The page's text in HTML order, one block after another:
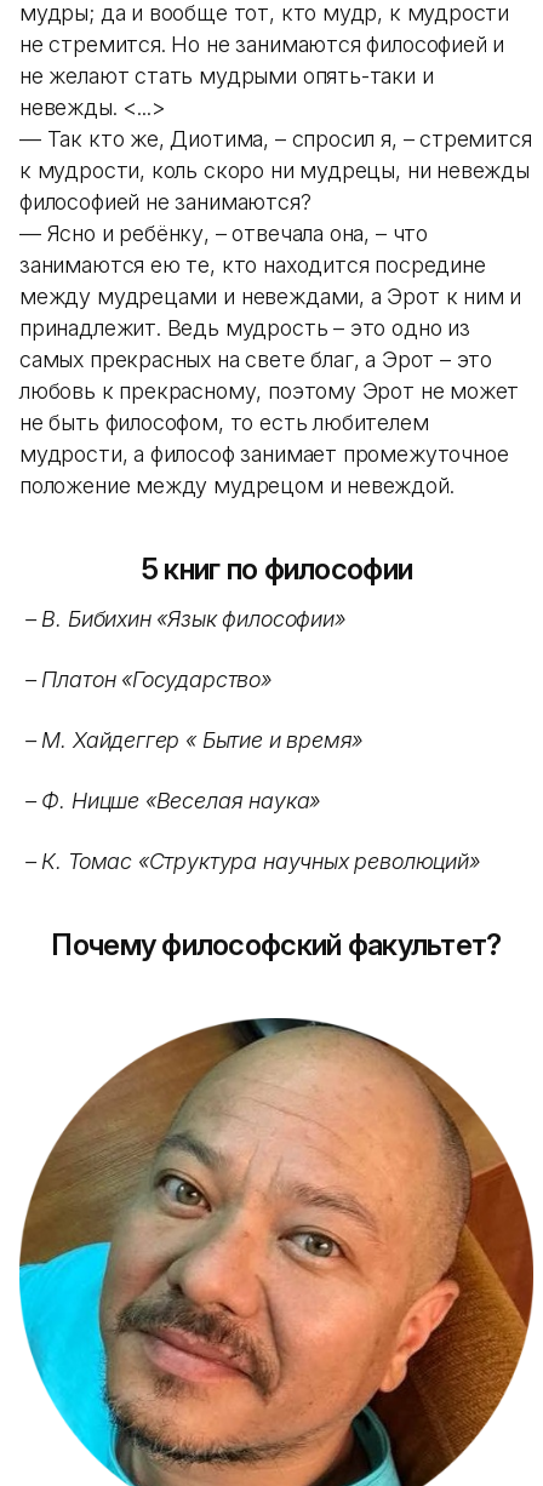
мудры; да и вообще тот, кто мудр, к мудрости
не стремится. Но не занимаются философией и
не желают стать мудрыми опять-таки и
невежды. <...>
— Так кто же, Диотима, – спросил я, – стремится
к мудрости, коль скоро ни мудрецы, ни невежды
философией не занимаются?
— Ясно и ребёнку, – отвечала она, – что
занимаются ею те, кто находится посредине
между мудрецами и невеждами, а Эрот к ним и
принадлежит. Ведь мудрость – это одно из
самых прекрасных на свете благ, а Эрот – это
любовь к прекрасному, поэтому Эрот не может
не быть философом, то есть любителем
мудрости, а философ занимает промежуточное
положение между мудрецом и невеждой.
5 книг по философии
– В. Бибихин «Язык философии»
– Платон «Государство»
– М. Хайдеггер « Бытие и время»
– Ф. Ницше «Веселая наука»
– К. Томас «Структура научных революций»
Почему философский факультет?